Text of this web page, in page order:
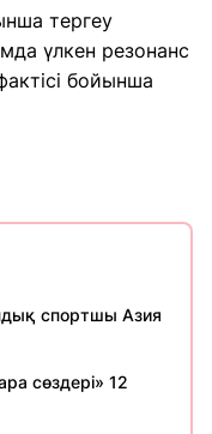
тергеу
үлкен резонанс
бойынша
спортшы Азия
сөздері» 12